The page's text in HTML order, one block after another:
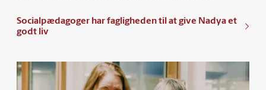
Socialpædagoger har fagligheden til at give Nadya et
godt liv